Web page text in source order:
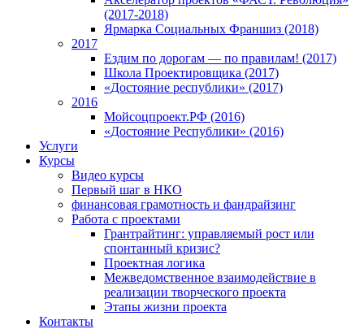
(2017-2018)
Ярмарка Социальных Франшиз (2018)
2017
Ездим по дорогам — по правилам! (2017)
Школа Проектировщика (2017)
«Достояние республики» (2017)
2016
Мойсоцпроект.РФ (2016)
«Достояние Республики» (2016)
Услуги
Курсы
Видео курсы
Первый шаг в НКО
финансовая грамотность и фандрайзинг
Работа с проектами
Грантрайтинг: управляемый рост или
спонтанный кризис?
Проектная логика
Межведомственное взаимодействие в
реализации творческого проекта
Этапы жизни проекта
Контакты